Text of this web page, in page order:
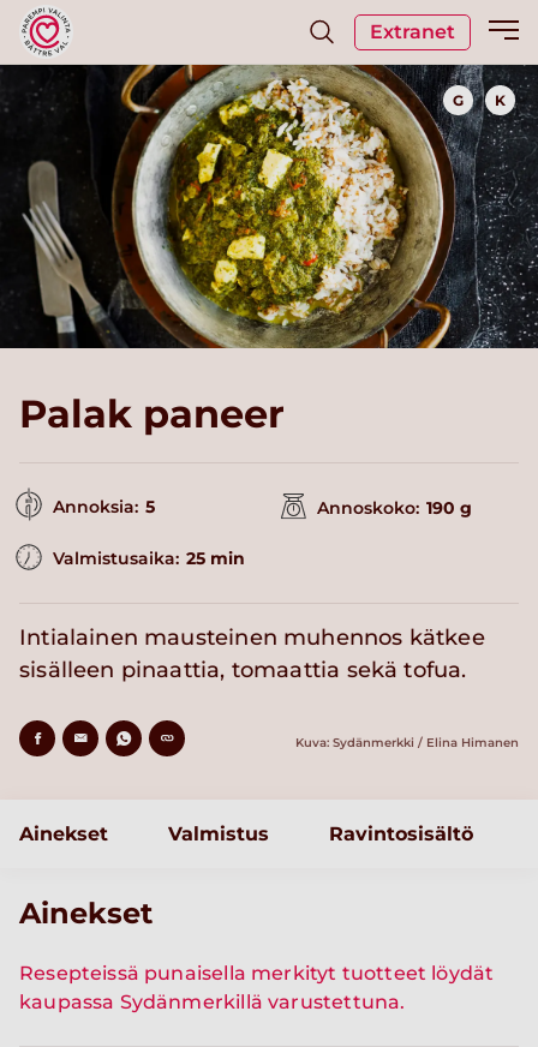
Extranet
G K
Palak paneer
Annoksia: 5 Annoskoko: 190 g
Valmistusaika: 25 min
Intialainen mausteinen muhennos kätkee
sisälleen pinaattia, tomaattia sekä tofua.
Kuva: Sydänmerkki / Elina Himanen
Ainekset Valmistus Ravintosisältö
Ainekset
Resepteissä punaisella merkityt tuotteet löydät
kaupassa Sydänmerkillä varustettuna.